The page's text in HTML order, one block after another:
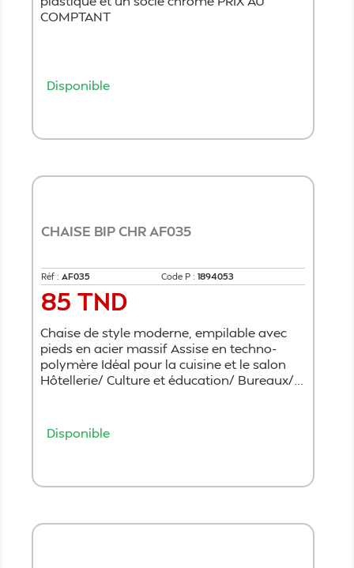
COMPTANT
Disponible
CHAISE BIP CHR AF035
Réf : AF035 Code P : 1894053
Prix
85 TND
Chaise de style moderne, empilable avec
pieds en acier massif Assise en techno-
polymère Idéal pour la cuisine et le salon
Hôtellerie/ Culture et éducation/ Bureaux/...
Disponible